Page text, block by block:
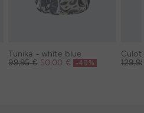
Tunika - white blue
99,95 € 50,00 € -49%